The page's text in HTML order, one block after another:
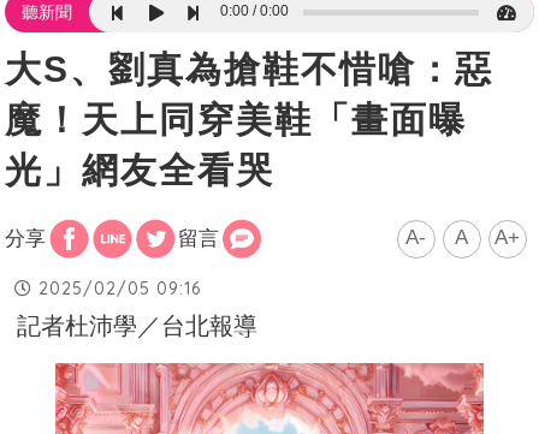
聽新聞 0:00 0:00
大S、劉真為搶鞋不惜嗆：惡
魔！天上同穿美鞋「畫面曝
光」網友全看哭
分享 留言 A- A A+
2025/02/05 09:16
記者杜沛學／台北報導